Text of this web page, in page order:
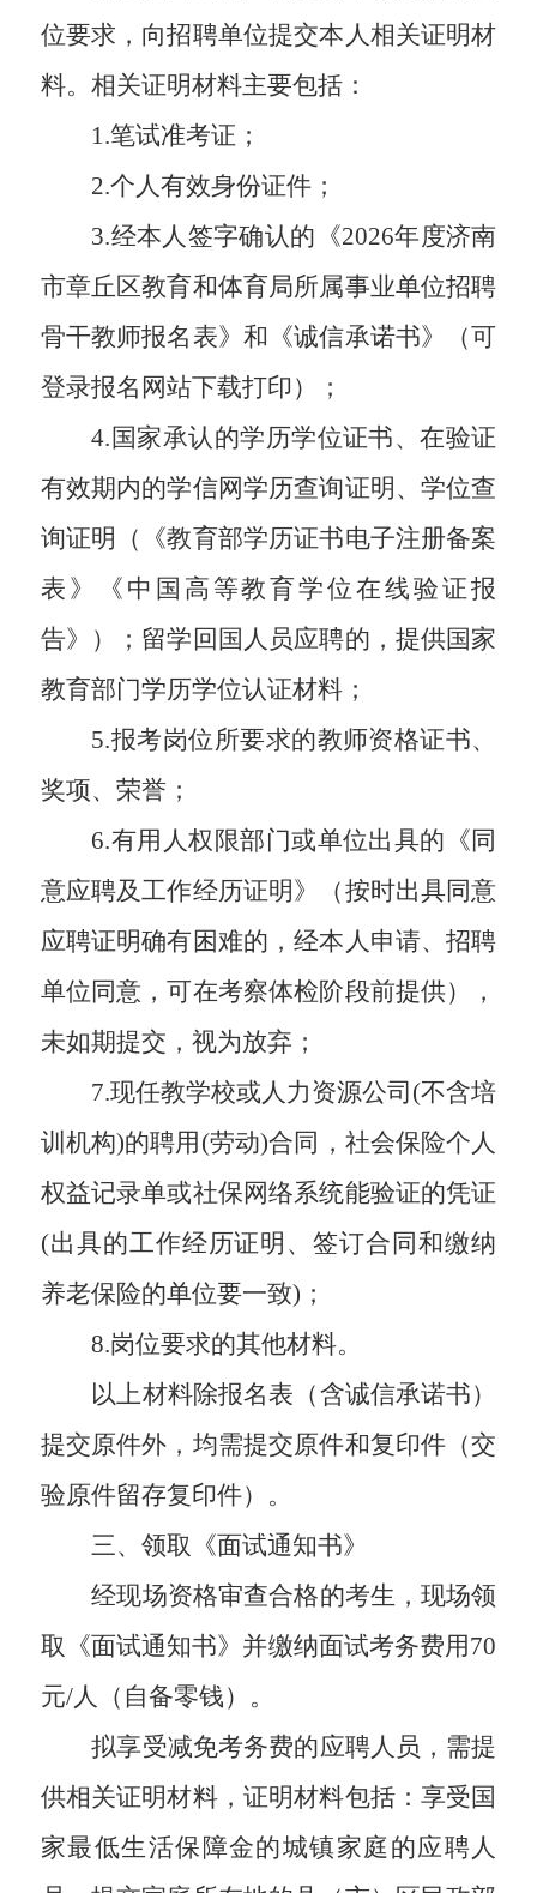
位要求，向招聘单位提交本人相关证明材
料。相关证明材料主要包括：
1.笔试准考证；
2.个人有效身份证件；
3.经本人签字确认的《2026年度济南
市章丘区教育和体育局所属事业单位招聘
骨干教师报名表》和《诚信承诺书》（可
登录报名网站下载打印）；
4.国家承认的学历学位证书、在验证
有效期内的学信网学历查询证明、学位查
询证明（《教育部学历证书电子注册备案
表》《中国高等教育学位在线验证报
告》）；留学回国人员应聘的，提供国家
教育部门学历学位认证材料；
5.报考岗位所要求的教师资格证书、
奖项、荣誉；
6.有用人权限部门或单位出具的《同
意应聘及工作经历证明》（按时出具同意
应聘证明确有困难的，经本人申请、招聘
单位同意，可在考察体检阶段前提供），
未如期提交，视为放弃；
7.现任教学校或人力资源公司(不含培
训机构)的聘用(劳动)合同，社会保险个人
权益记录单或社保网络系统能验证的凭证
(出具的工作经历证明、签订合同和缴纳
养老保险的单位要一致)；
8.岗位要求的其他材料。
以上材料除报名表（含诚信承诺书）
提交原件外，均需提交原件和复印件（交
验原件留存复印件）。
三、领取《面试通知书》
经现场资格审查合格的考生，现场领
取《面试通知书》并缴纳面试考务费用70
元/人
（自备零钱）
。
拟享受减免考务费的应聘人员，需提
供相关证明材料，证明材料包括：享受国
家最低生活保障金的城镇家庭的应聘人